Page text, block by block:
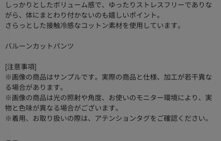
しっかりとしたボリューム感で、ゆったりストレスフリーでありな
がら、体にまとわり付かないのも嬉しいポイント。
さらっとした接触冷感なコットン素材を使用しています。
バルーンカットパンツ
[注意事項]
※画像の商品はサンプルです。実際の商品と仕様、加工が若干異な
る場合があります。
※画像の商品は光の照射や角度、お使いのモニター環境により、実
物と色味が異なる場合がございます。
※着用、お取り扱いの際は、アテンションタグをご確認ください。